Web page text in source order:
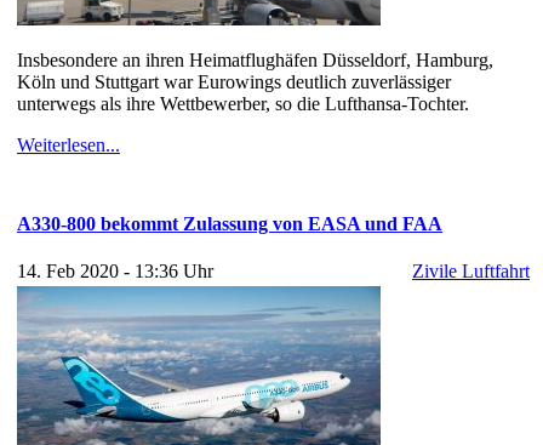
Insbesondere an ihren Heimatflughäfen Düsseldorf, Hamburg,
Köln und Stuttgart war Eurowings deutlich zuverlässiger
unterwegs als ihre Wettbewerber, so die Lufthansa-Tochter.
Weiterlesen...
A330-800 bekommt Zulassung von EASA und FAA
14. Feb 2020 - 13:36 Uhr Zivile Luftfahrt